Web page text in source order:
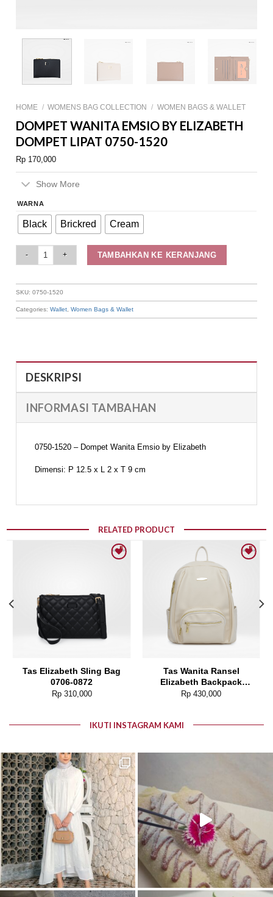
HOME / WOMENS BAG COLLECTION / WOMEN BAGS & WALLET
DOMPET WANITA EMSIO BY ELIZABETH
DOMPET LIPAT 0750-1520
Rp 170,000
Show More
WARNA
Black Brickred Cream
TAMBAHKAN KE KERANJANG
SKU:0750-1520
Categories:Wallet ,Women Bags & Wallet
DESKRIPSI
INFORMASI TAMBAHAN
0750-1520 – Dompet Wanita Emsio by Elizabeth
Dimensi: P 12.5 x L 2 x T 9 cm
RELATED PRODUCT
Tas Elizabeth Sling Bag
0706-0872
Rp310,000
Add to wishlist
Tas Wanita Ransel
Elizabeth Backpack
0055-5094
Rp 430,000
IKUTI INSTAGRAM KAMI